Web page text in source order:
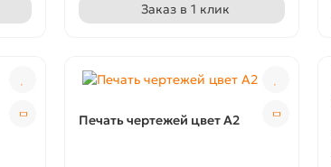
Заказ в 1 клик
Печать чертежей цвет А2